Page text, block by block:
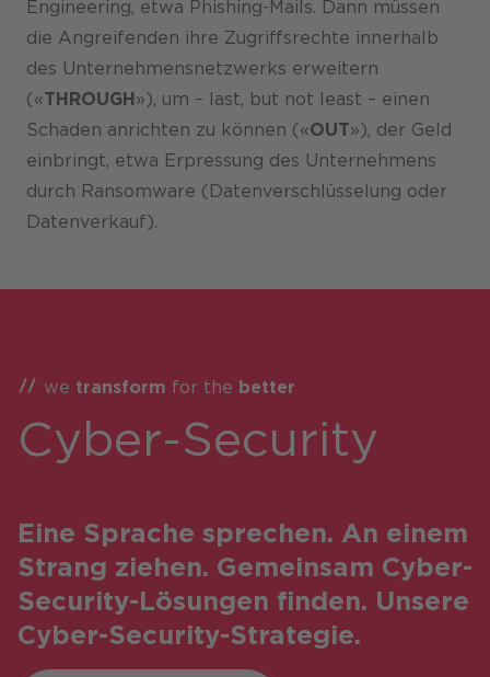
Engineering, etwa Phishing-Mails. Dann müssen
die Angreifenden ihre Zugriffsrechte innerhalb
des Unternehmensnetzwerks erweitern
(«THROUGH »), um – last, but not least – einen
Schaden anrichten zu können («OUT»), der Geld
einbringt, etwa Erpressung des Unternehmens
durch Ransomware (Datenverschlüsselung oder
Datenverkauf).
we transform for the better
Cyber-Security
Eine Sprache sprechen. An einem
Strang ziehen. Gemeinsam Cyber-
Security-Lösungen finden. Unsere
Cyber-Security-Strategie.